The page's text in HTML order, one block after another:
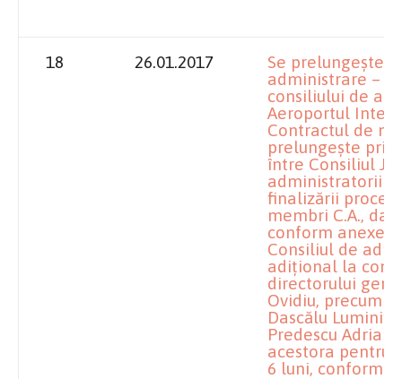
18 26.01.2017
Se prelungeşte
administrare –
consiliului de
Aeroportul
Contractul de
prelungeşte
între Consiliul
administratorii
finalizării
membri C.A.,
conform anexei
Consiliul de
adiţional la
directorului
Ovidiu, precum
Dascălu
Predescu
acestora pentru
6 luni, conform